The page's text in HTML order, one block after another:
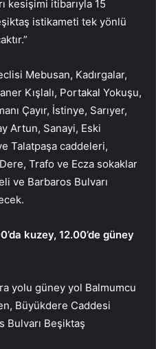
kesişimi itibarıyla 15
istikameti tek yönlü
Mebusan, Kadırgalar,
Kışlalı, Portakal Yokuşu,
Çayır, İstinye, Sarıyer,
Artun, Sanayi, Eski
Talatpaşa caddeleri,
Trafo ve Ecza sokaklar
ve Barbaros Bulvarı
kuzey, 12.00’de güney
yolu güney yol Balmumcu
Büyükdere Caddesi
Bulvarı Beşiktaş